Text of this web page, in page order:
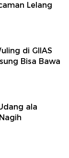
Lelang
di GIIAS
Bisa Bawa
ala